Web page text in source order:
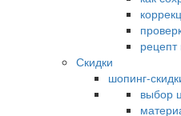
рецепт
Скидки
шопинг-
выбор